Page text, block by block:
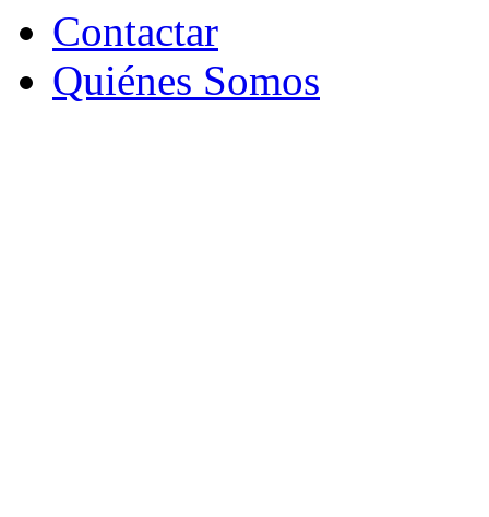
Contactar
Quiénes Somos